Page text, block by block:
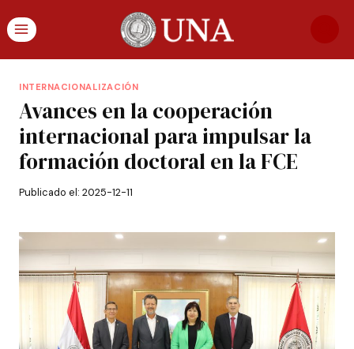
INTERNACIONALIZACIÓN
Avances en la cooperación
internacional para impulsar la
formación doctoral en la FCE
Publicado el: 2025-12-11